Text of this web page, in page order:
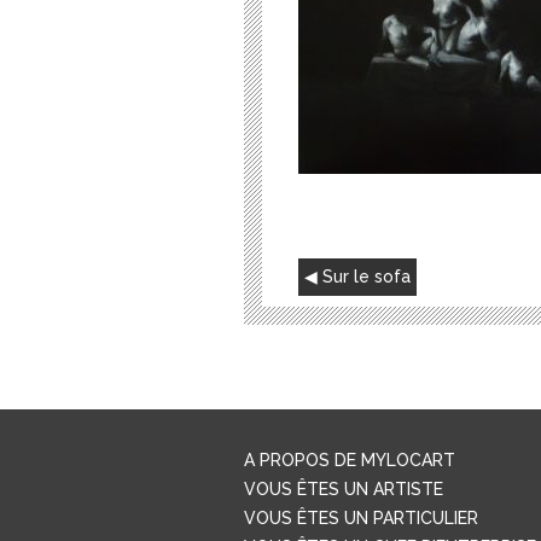
NAVIGATION
DE
L’ARTICLE
Sur le sofa
A PROPOS DE MYLOCART
VOUS ÊTES UN ARTISTE
VOUS ÊTES UN PARTICULIER